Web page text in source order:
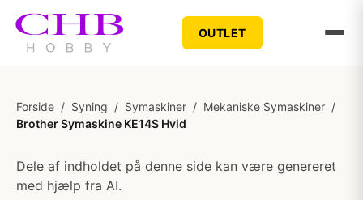
OUTLET
Forside / Syning / Symaskiner / Mekaniske Symaskiner /
Brother Symaskine KE14S Hvid
Dele af indholdet på denne side kan være genereret
med hjælp fra AI.